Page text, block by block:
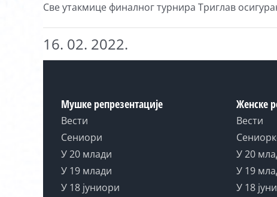
Све утакмице финалног турнира Триглав
16. 02. 2022.
Мушке репрезентације
Вести
Сениори
У 20 млади
У 19 млади
У 18 јуниори
Женске
Вести
У 20
У 19
У 18